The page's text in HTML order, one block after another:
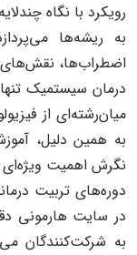
رویکرد با نگاه
به ریشه‌ها
اضطراب‌ها، نقش‌های
درمان سیستمیک
میان‌رشته‌ای از
به همین دلیل،
نگرش اهمیت ویژه‌ای
دوره‌های تربیت
در سایت هارمونی
به شرکت‌کنندگان